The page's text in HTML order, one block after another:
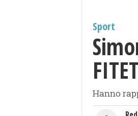
Sport
Hanno